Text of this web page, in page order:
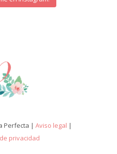
Perfecta | Aviso legal |
privacidad